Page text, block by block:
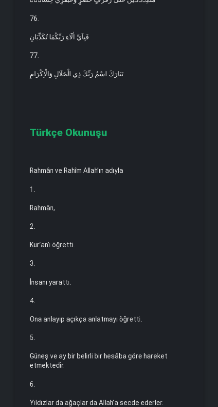
76.
فَبِاَيِّ اٰلَٓاءِ رَبِّكُمَا تُكَذِّبَانِ
77.
تَبَارَكَ اسْمُ رَبِّكَ ذِي الْجَلَالِ وَالْاِكْرَامِ
Türkçe Okunuşu
Rahmân ve Rahîm Allah’ın adıyla
1.
Rahmân,
2.
Kur’an’ı öğretti.
3.
İnsanı yarattı.
4.
Ona anlayıp açıkça anlatmayı öğretti.
5.
Güneş ve ay bir belirli bir hesâba göre hareket
etmektedir.
6.
Yıldızlar da ağaçlar da Allah’a secde ederler.